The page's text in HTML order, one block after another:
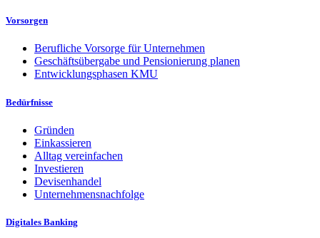
Vorsorgen
Berufliche Vorsorge für Unternehmen
Geschäftsübergabe und Pensionierung planen
Entwicklungsphasen KMU
Bedürfnisse
Gründen
Einkassieren
Alltag vereinfachen
Investieren
Devisenhandel
Unternehmensnachfolge
Digitales Banking